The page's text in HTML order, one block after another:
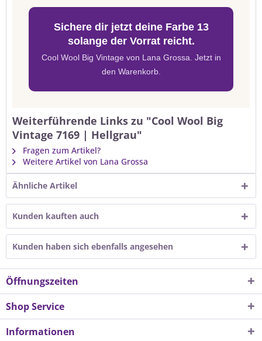
Sichere dir jetzt deine Farbe 13
solange der Vorrat reicht.
Cool Wool Big Vintage von Lana Grossa. Jetzt in
den Warenkorb.
Weiterführende Links zu "Cool Wool Big
Vintage 7169 | Hellgrau"
Fragen zum Artikel?
Weitere Artikel von Lana Grossa
Ähnliche Artikel
Kunden kauften auch
Kunden haben sich ebenfalls angesehen
Öffnungszeiten
Shop Service
Informationen